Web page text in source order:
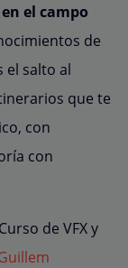
en el campo
de
el salto al
que te
con
con
de VFX y